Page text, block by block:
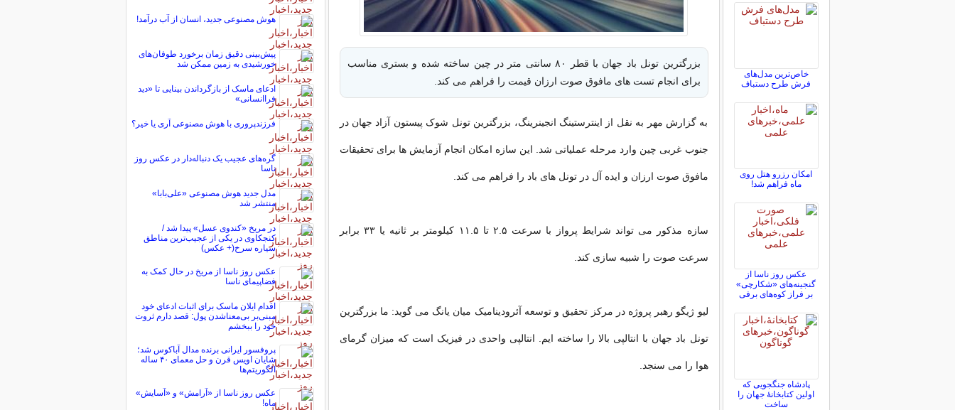
بزرگترین تونل باد جهان با قطر ۸۰ سانتی متر در چین ساخته شده و بستری مناسب
برای انجام تست های مافوق صوت ارزان قیمت را فراهم می کند.
به گزارش مهر به نقل از اینترستینگ انجینرینگ، بزرگترین تونل شوک پیستون آزاد جهان در
جنوب غربی چین وارد مرحله عملیاتی شد. این سازه امکان انجام آزمایش ها برای تحقیقات
مافوق صوت ارزان و ایده آل در تونل های باد را فراهم می کند.
سازه مذکور می تواند شرایط پرواز با سرعت ۲.۵ تا ۱۱.۵ کیلومتر بر ثانیه یا ۳۳ برابر
سرعت صوت را شبیه سازی کند.
لیو ژیگو رهبر پروژه در مرکز تحقیق و توسعه آئرودینامیک میان یانگ می گوید: ما بزرگترین
تونل باد جهان با انتالپی بالا را ساخته ایم. انتالپی واحدی در فیزیک است که میزان گرمای
هوا را می سنجد.
خاص‌ترین مدل‌های
فرش طرح دستباف
امکان رزرو هتل روی
ماه فراهم شد!
عکس روز ناسا از
گنجینه‌های «شکارچی»
بر فراز کوه‌های برفی
پادشاه جنگجویی که
اولین کتابخانۀ جهان را
ساخت
هوش مصنوعی جدید، انسان از آب درآمد!
پیش‌بینی دقیق زمان برخورد طوفان‌های
خورشیدی به زمین ممکن شد
ادعای ماسک از بازگرداندن بینایی تا «دید
فراانسانی»
فرزندپروری با هوش مصنوعی آری یا خیر؟
گره‌های عجیب یک دنباله‌دار در عکس روز
ناسا
مدل جدید هوش مصنوعی «علی‌بابا»
منتشر شد
در مریخ «کندوی عسل» پیدا شد /
کنجکاوی در یکی از عجیب‌ترین مناطق
سیاره سرخ(+ عکس)
عکس روز ناسا از مریخ در حال کمک به
فضاپیمای ناسا
اقدام ایلان ماسک برای اثبات ادعای خود
مبنی‌بر بی‌معناشدن پول: قصد دارم ثروت
خود را ببخشم
پروفسور ایرانی برنده مدال آباکوس شد؛
شایان اویس قرن و حل معمای ۴۰ ساله
الگوریتم‌ها
عکس روز ناسا از «آرامش» و «آسایش»
ماه!